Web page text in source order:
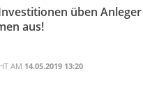
üben
aus!
AM 14.05.2019 13:20